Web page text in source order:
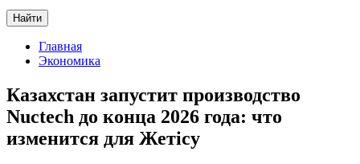
Найти
Главная
Экономика
Казахстан запустит производство
Nuctech до конца 2026 года: что
изменится для Жетісу